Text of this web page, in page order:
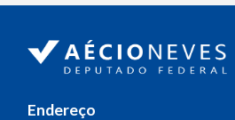
Endereço